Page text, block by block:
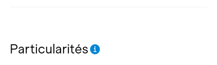
Particularités